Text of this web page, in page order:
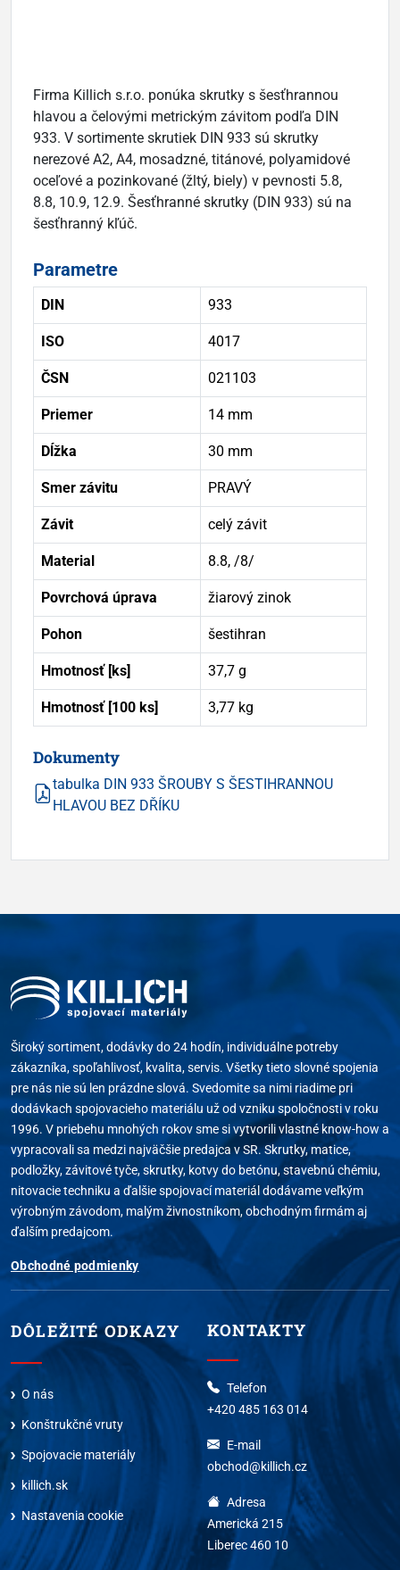
Firma Killich s.r.o. ponúka skrutky s šesťhrannou
hlavou a čelovými metrickým závitom podľa DIN
933. V sortimente skrutiek DIN 933 sú skrutky
nerezové A2, A4, mosadzné, titánové, polyamidové
oceľové a pozinkované (žltý, biely) v pevnosti 5.8,
8.8, 10.9, 12.9. Šesťhranné skrutky (DIN 933) sú na
šesťhranný kľúč.
Parametre
DIN 933
ISO 4017
ČSN 021103
Priemer 14 mm
Dĺžka 30 mm
Smer závitu PRAVÝ
Závit celý závit
Material 8.8, /8/
Povrchová úprava žiarový zinok
Pohon šestihran
Hmotnosť [ks] 37,7 g
Hmotnosť [100 ks] 3,77 kg
Dokumenty
tabulka DIN 933 ŠROUBY S ŠESTIHRANNOU
HLAVOU BEZ DŘÍKU
Široký sortiment, dodávky do 24 hodín, individuálne potreby
zákazníka, spoľahlivosť, kvalita, servis. Všetky tieto slovné spojenia
pre nás nie sú len prázdne slová. Svedomite sa nimi riadime pri
dodávkach spojovacieho materiálu už od vzniku spoločnosti v roku
1996. V priebehu mnohých rokov sme si vytvorili vlastné know-how a
vypracovali sa medzi najväčšie predajca v SR. Skrutky, matice,
podložky, závitové tyče, skrutky, kotvy do betónu, stavebnú chémiu,
nitovacie techniku a ďalšie spojovací materiál dodávame veľkým
výrobným závodom, malým živnostníkom, obchodným firmám aj
ďalším predajcom.
Obchodné podmienky
DÔLEŽITÉ ODKAZY
O nás
Konštrukčné vruty
Spojovacie materiály
killich.sk
Nastavenia cookie
KONTAKTY
Telefon
+420 485 163 014
E-mail
obchod@killich.cz
Adresa
Americká 215
Liberec 460 10